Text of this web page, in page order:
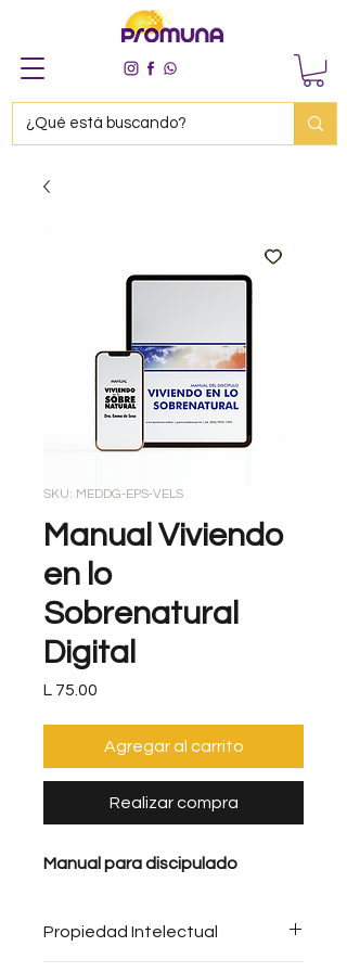
SKU: MEDDG-EPS-VELS
Manual Viviendo
en lo
Sobrenatural
Digital
L 75.00
Agregar al carrito
Realizar compra
Manual para discipulado
Propiedad Intelectual